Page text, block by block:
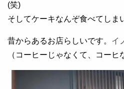
(笑)
そしてケーキなんぞ食べてしま
昔からあるお店らしいです。 イ
（コーヒーじゃなくて、コーヒ